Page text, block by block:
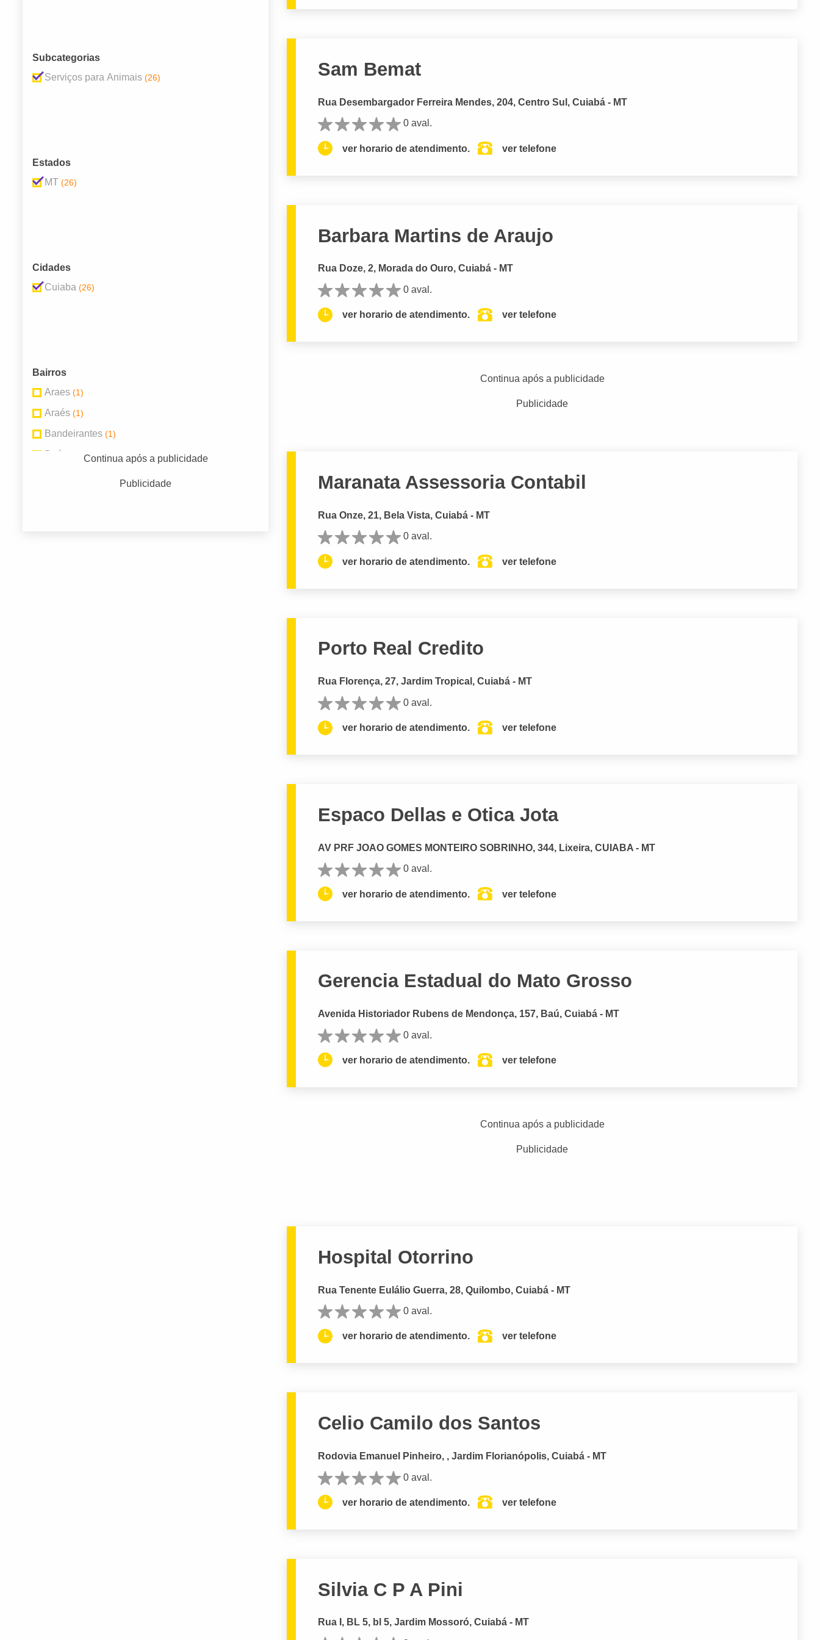
Subcategorias
Serviços para Animais (26)
Estados
MT (26)
Cidades
Cuiaba (26)
Bairros
Araes (1)
Araés (1)
Bandeirantes (1)
Baú Continua após a publicidade
Publicidade
Sam Bemat
Rua Desembargador Ferreira Mendes, 204, Centro Sul, Cuiabá - MT
0 aval.
ver horario de atendimento. ver telefone
Barbara Martins de Araujo
Rua Doze, 2, Morada do Ouro, Cuiabá - MT
0 aval.
ver horario de atendimento. ver telefone
Continua após a publicidade
Publicidade
Maranata Assessoria Contabil
Rua Onze, 21, Bela Vista, Cuiabá - MT
0 aval.
ver horario de atendimento. ver telefone
Porto Real Credito
Rua Florença, 27, Jardim Tropical, Cuiabá - MT
0 aval.
ver horario de atendimento. ver telefone
Espaco Dellas e Otica Jota
AV PRF JOAO GOMES MONTEIRO SOBRINHO, 344, Lixeira, CUIABA - MT
0 aval.
ver horario de atendimento. ver telefone
Gerencia Estadual do Mato Grosso
Avenida Historiador Rubens de Mendonça, 157, Baú, Cuiabá - MT
0 aval.
ver horario de atendimento. ver telefone
Continua após a publicidade
Publicidade
Hospital Otorrino
Rua Tenente Eulálio Guerra, 28, Quilombo, Cuiabá - MT
0 aval.
ver horario de atendimento. ver telefone
Celio Camilo dos Santos
Rodovia Emanuel Pinheiro, , Jardim Florianópolis, Cuiabá - MT
0 aval.
ver horario de atendimento. ver telefone
Silvia C P A Pini
Rua I, BL 5, bl 5, Jardim Mossoró, Cuiabá - MT